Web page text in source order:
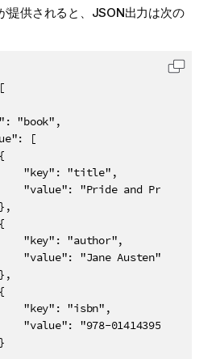
提供されると、JSON出力は次の
"book",
[
"key": "title",
"value": "Pride and Prejudice"
"key": "author",
"value": "Jane Austen"
"key": "isbn",
"value": "978-0141439518"
コード